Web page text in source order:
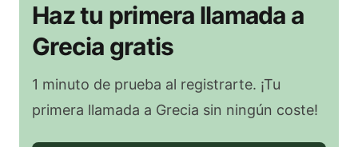
Haz tu primera llamada a
Grecia gratis
1 minuto de prueba al registrarte. ¡Tu
primera llamada a Grecia sin ningún coste!